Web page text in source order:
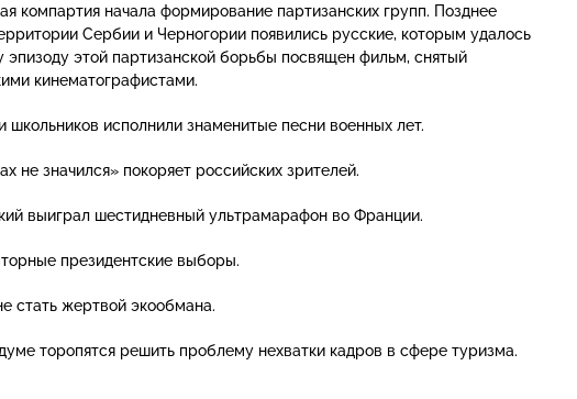
компартия начала формирование партизанских групп. Позднее
Сербии и Черногории появились русские, которым удалось
эпизоду этой партизанской борьбы посвящен фильм, снятый
кинематографистами.
школьников исполнили знаменитые песни военных лет.
не значился» покоряет российских зрителей.
выиграл шестидневный ультрамарафон во Франции.
президентские выборы.
стать жертвой экообмана.
торопятся решить проблему нехватки кадров в сфере туризма.